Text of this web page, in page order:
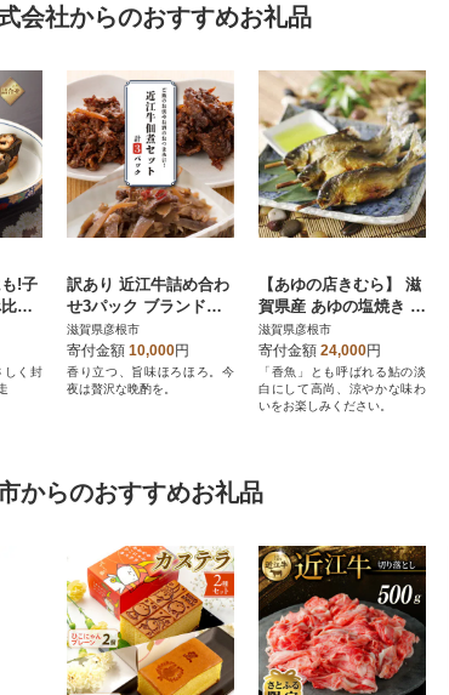
会社からのおすすめお礼品
!子
べ
巻
しく封
訳あり 近江牛詰め合わ
せ3パック ブランド牛
の近江牛をお酒のおつ
まみに贅沢晩酌
滋賀県彦根市
寄付金額 10,000円
香り立つ、旨味ほろほろ。今
夜は贅沢な晩酌を。
【あゆの店きむら】 滋
賀県産 あゆの塩焼き 1
0尾入
滋賀県彦根市
寄付金額 24,000円
「香魚」とも呼ばれる鮎の淡
白にして高尚、涼やかな味わ
いをお楽しみください。
からのおすすめお礼品